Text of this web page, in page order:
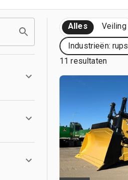
Alles Veiling
Industrieën:
11 resultaten